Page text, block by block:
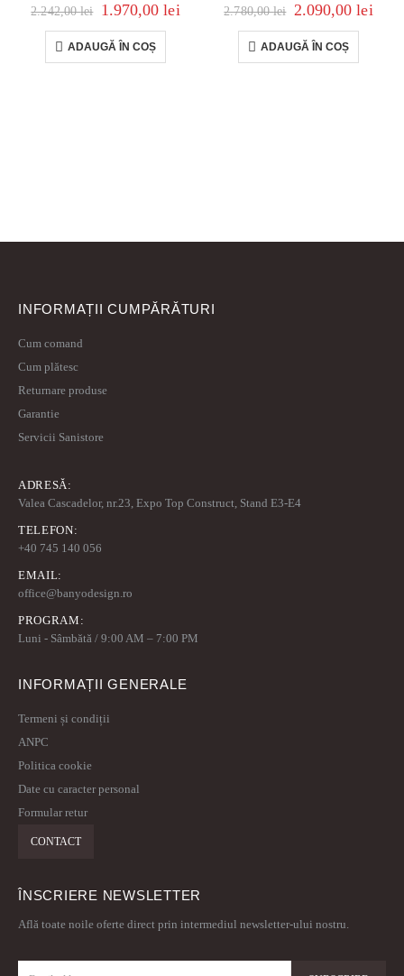
2.242,00lei 1.970,00lei
ADAUGĂ ÎN COȘ
2.780,00lei 2.090,00lei
ADAUGĂ ÎN COȘ
INFORMAȚII CUMPĂRĂTURI
Cum comand
Cum plătesc
Returnare produse
Garantie
Servicii Sanistore
ADRESĂ:
Valea Cascadelor, nr.23, Expo Top Construct, Stand E3-E4
TELEFON:
+40 745 140 056
EMAIL:
office@banyodesign.ro
PROGRAM:
Luni - Sâmbătă / 9:00 AM – 7:00 PM
INFORMAȚII GENERALE
Termeni și condiții
ANPC
Politica cookie
Date cu caracter personal
Formular retur
CONTACT
ÎNSCRIERE NEWSLETTER
Află toate noile oferte direct prin intermediul newsletter-ului nostru.